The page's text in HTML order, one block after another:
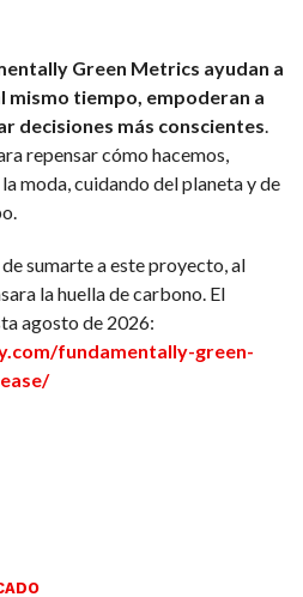
Green Metrics ayudan a
mismo tiempo, empoderan a
decisiones más conscientes.
repensar cómo hacemos,
moda, cuidando del planeta y de
sumarte a este proyecto, al
la huella de carbono. El
agosto de 2026:
fundamentally-green-